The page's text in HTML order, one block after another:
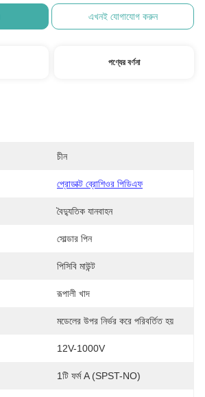
এখনই যোগাযোগ করুন
পণ্যের বর্ণনা
চীন
প্রোডাক্ট ব্রোশিওর পিডিএফ
বৈদ্যুতিক যানবাহন
সোল্ডার পিন
পিসিবি মাউন্ট
রূপালী খাদ
মডেলের উপর নির্ভর করে পরিবর্তিত হয়
12V-1000V
1টি ফর্ম A (SPST-NO)